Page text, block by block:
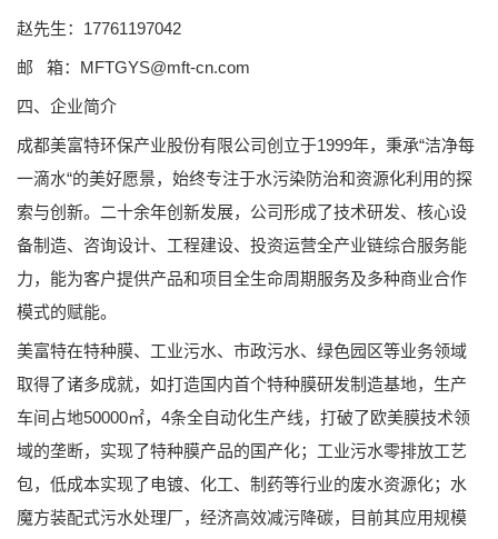
赵先生：17761197042
邮 箱：MFTGYS@mft-cn.com
四、 企业简介
成都美富特环保产业股份有限公司创立于1999年，秉承“洁净每
一滴水“的美好愿景，始终专注于水污染防治和资源化利用的探
索与创新。二十余年创新发展，公司形成了技术研发、核心设
备制造、咨询设计、工程建设、投资运营全产业链综合服务能
力，能为客户提供产品和项目全生命周期服务及多种商业合作
模式的赋能。
美富特在特种膜、工业污水、市政污水、绿色园区等业务领域
取得了诸多成就，如打造国内首个特种膜研发制造基地，生产
车间占地50000㎡，4条全自动化生产线，打破了欧美膜技术领
域的垄断，实现了特种膜产品的国产化；工业污水零排放工艺
包，低成本实现了电镀、化工、制药等行业的废水资源化；水
魔方装配式污水处理厂，经济高效减污降碳，目前其应用规模